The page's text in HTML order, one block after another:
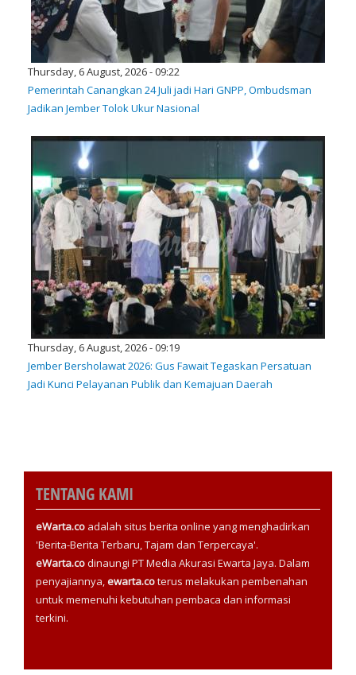
Thursday, 6 August, 2026 - 09:22
Pemerintah Canangkan 24 Juli jadi Hari GNPP, Ombudsman
Jadikan Jember Tolok Ukur Nasional
Thursday, 6 August, 2026 - 09:19
Jember Bersholawat 2026: Gus Fawait Tegaskan Persatuan
Jadi Kunci Pelayanan Publik dan Kemajuan Daerah
TENTANG KAMI
eWarta.co adalah situs berita online yang menghadirkan
'Berita-Berita Terbaru, Tajam dan Terpercaya'.
eWarta.codinaungi PT Media Akurasi Ewarta Jaya. Dalam
penyajiannya,ewarta.coterus melakukan pembenahan
untuk memenuhi kebutuhan pembaca dan informasi
terkini.